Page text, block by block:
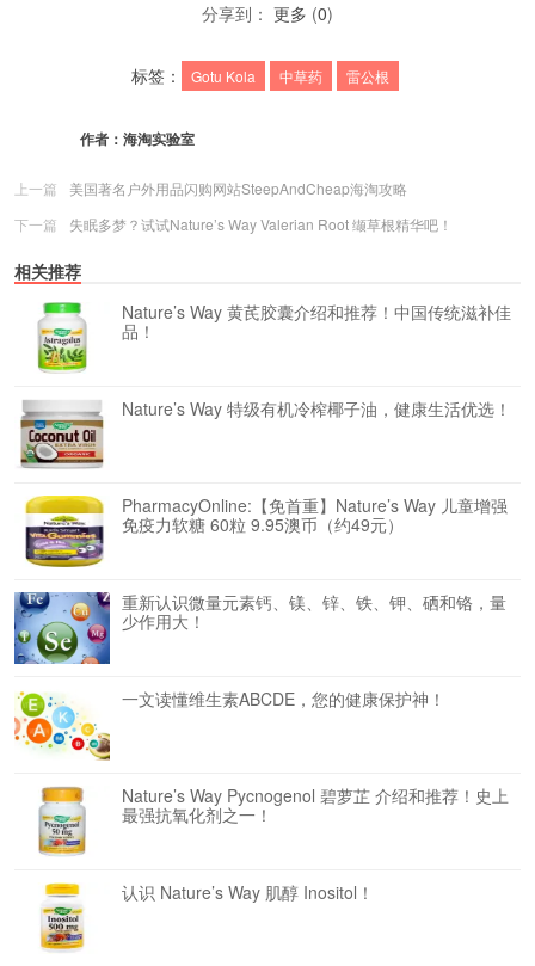
分享到： 更多 (0)
标签： Gotu Kola 中草药 雷公根
作者： 海淘实验室
上一篇
美国著名户外用品闪购网站SteepAndCheap海淘攻略
下一篇
失眠多梦？试试Nature’s Way Valerian Root 缬草根精华吧！
相关推荐
Nature’s Way 黄芪胶囊介绍和推荐！中国传统滋补佳
品！
Nature’s Way 特级有机冷榨椰子油，健康生活优选！
PharmacyOnline:【免首重】Nature’s Way 儿童增强
免疫力软糖 60粒 9.95澳币（约49元）
重新认识微量元素钙、镁、锌、铁、钾、硒和铬，量
少作用大！
一文读懂维生素ABCDE，您的健康保护神！
Nature’s Way Pycnogenol 碧萝芷 介绍和推荐！史上
最强抗氧化剂之一！
认识 Nature’s Way 肌醇 Inositol！